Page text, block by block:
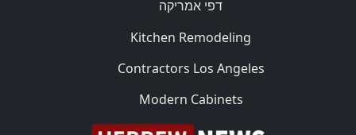
דפי אמריקה
Kitchen Remodeling
Contractors Los Angeles
Modern Cabinets